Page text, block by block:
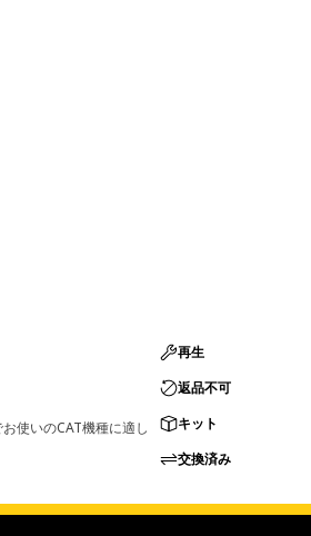
使いのCAT機種に適し
再生
返品不可
キット
交換済み